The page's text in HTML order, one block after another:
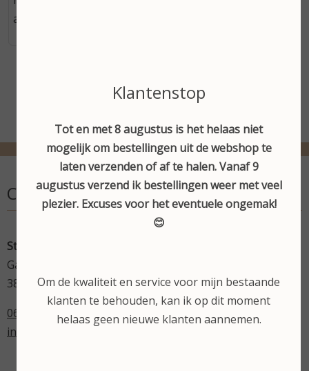
aanbrengen op een gereinigde huid.
Contactgegevens
Stephanie's Beautysalon
Gardameer 17
3825 VN Amersfoort
06-43598714
info@stephaniesbeautysalon.nl
Klantenstop
Tot en met 8 augustus is het helaas niet
mogelijk om bestellingen uit de webshop te
laten verzenden of af te halen. Vanaf 9
augustus verzend ik bestellingen weer met veel
plezier. Excuses voor het eventuele ongemak!
😊
Om de kwaliteit en service voor mijn bestaande
klanten te behouden, kan ik op dit moment
helaas geen nieuwe klanten aannemen.